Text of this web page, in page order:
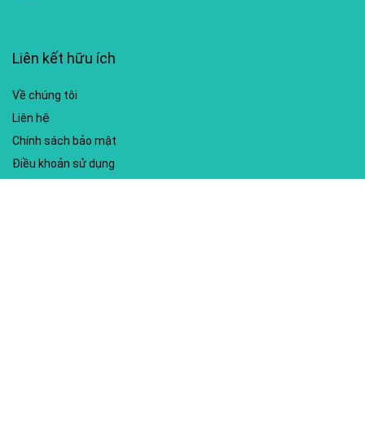
Liên kết hữu ích
Về chúng tôi
Liên hệ
Chính sách bảo mật
Điều khoản sử dụng